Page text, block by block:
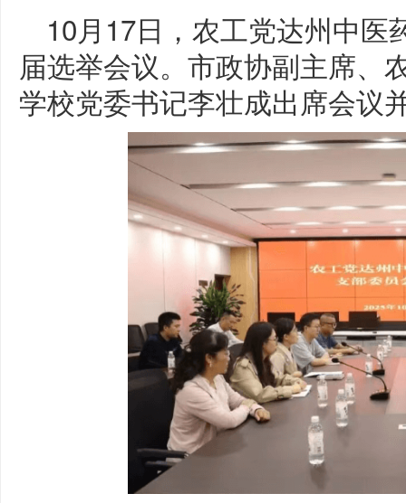
10月17日，农工党达州中
届选举会议。市政协副主席、
学校党委书记李壮成出席会议